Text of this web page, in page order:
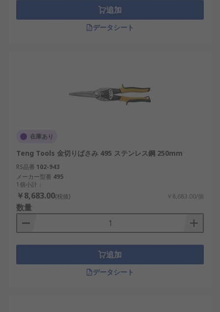
追加
データシート
在庫あり
Teng Tools 金切りばさみ 495 ステンレス鋼 250mm
RS品番 102-943
メーカー型番 495
1個小計：
￥8,683.00(税抜) ￥8,683.00/個
数量
追加
データシート